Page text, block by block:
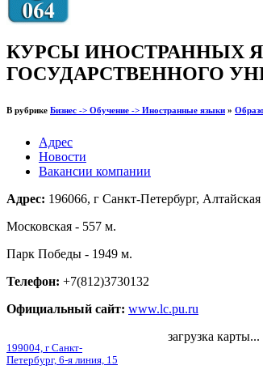
КУРСЫ ИНОСТРАННЫХ
ГОСУДАРСТВЕННОГО
В рубрике Бизнес -> Обучение -> Иностранные языки »
Адрес
Новости
Вакансии компании
Адрес: 196066, г Санкт-Петербург,
Московская - 557 м.
Парк Победы - 1949 м.
Телефон: +7(812)3730132
Официальный сайт: www.lc.pu.ru
199004, г Санкт-
Петербург, 6-я линия, 15
загрузка карты...